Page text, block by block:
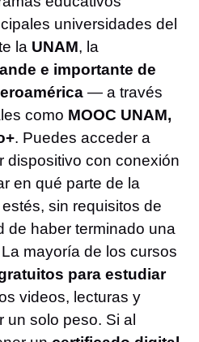
universidades del
la UNAM, la
e importante de
— a través
como MOOC UNAM,
. Puedes acceder a
dispositivo con conexión
en qué parte de la
sin requisitos de
de haber terminado una
mayoría de los cursos
para estudiar
videos, lecturas y
solo peso. Si al